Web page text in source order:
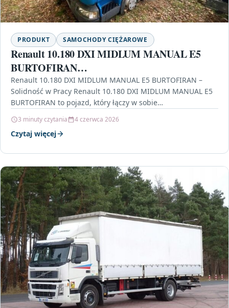
PRODUKT SAMOCHODY CIĘŻAROWE
Renault 10.180 DXI MIDLUM MANUAL E5
BURTOFIRAN…
Renault 10.180 DXI MIDLUM MANUAL E5 BURTOFIRAN –
Solidność w Pracy Renault 10.180 DXI MIDLUM MANUAL E5
BURTOFIRAN to pojazd, który łączy w sobie…
3 minuty czytania 4 czerwca 2026
Czytaj więcej